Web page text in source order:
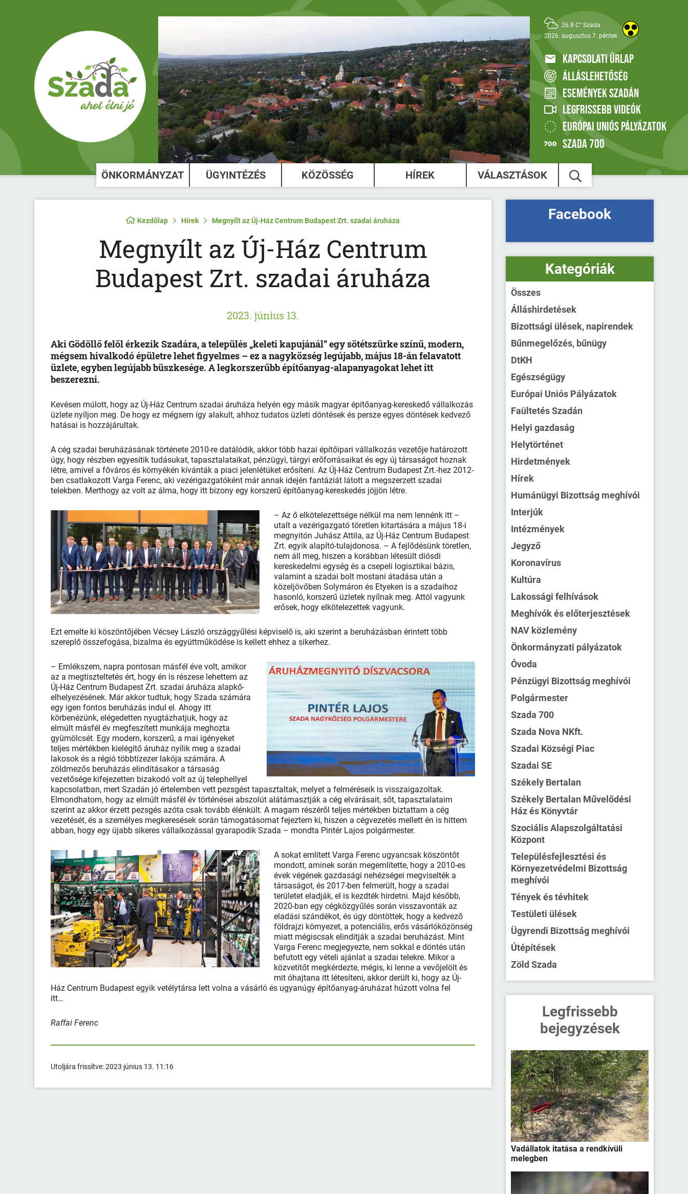
26.8 C° Szada
2026. augusztus 7. péntek
KAPCSOLATI ŰRLAP
ÁLLÁSLEHETŐSÉG
ESEMÉNYEK SZADÁN
LEGFRISSEBB VIDEÓK
EURÓPAI UNIÓS PÁLYÁZATOK
SZADA 700
ÖNKORMÁNYZAT ÜGYINTÉZÉS KÖZÖSSÉG HÍREK VÁLASZTÁSOK
Kezdőlap Hírek Megnyílt az Új-Ház Centrum Budapest Zrt. szadai áruháza
Megnyílt az Új-Ház Centrum
Budapest Zrt. szadai áruháza
2023. június 13.
Aki Gödöllő felől érkezik Szadára, a település „keleti kapujánál” egy sötétszürke színű, modern,
mégsem hivalkodó épületre lehet figyelmes – ez a nagyközség legújabb, május 18-án felavatott
üzlete, egyben legújabb büszkesége. A legkorszerűbb építőanyag-alapanyagokat lehet itt
beszerezni.
Kevésen múlott, hogy az Új-Ház Centrum szadai áruháza helyén egy másik magyar építőanyag-kereskedő vállalkozás
üzlete nyíljon meg. De hogy ez mégsem így alakult, ahhoz tudatos üzleti döntések és persze egyes döntések kedvező
hatásai is hozzájárultak.
A cég szadai beruházásának története 2010-re datálódik, akkor több hazai építőipari vállalkozás vezetője határozott
úgy, hogy részben egyesítik tudásukat, tapasztalataikat, pénzügyi, tárgyi erőforrásaikat és egy új társaságot hoznak
létre, amivel a főváros és környékén kívánták a piaci jelenlétüket erősíteni. Az Új-Ház Centrum Budapest Zrt.-hez 2012-
ben csatlakozott Varga Ferenc, aki vezérigazgatóként már annak idején fantáziát látott a megszerzett szadai
telekben. Merthogy az volt az álma, hogy itt bizony egy korszerű építőanyag-kereskedés jöjjön létre.
– Az ő elkötelezettsége nélkül ma nem lennénk itt –
utalt a vezérigazgató töretlen kitartására a május 18-i
megnyitón Juhász Attila, az Új-Ház Centrum Budapest
Zrt. egyik alapító-tulajdonosa. – A fejlődésünk töretlen,
nem áll meg, hiszen a korábban létesült diósdi
kereskedelmi egység és a csepeli logisztikai bázis,
valamint a szadai bolt mostani átadása után a
közeljövőben Solymáron és Etyeken is a szadaihoz
hasonló, korszerű üzletek nyílnak meg. Attól vagyunk
erősek, hogy elkötelezettek vagyunk.
Ezt emelte ki köszöntőjében Vécsey László országgyűlési képviselő is, aki szerint a beruházásban érintett több
szereplő összefogása, bizalma és együttműködése is kellett ehhez a sikerhez.
– Emlékszem, napra pontosan másfél éve volt, amikor
az a megtiszteltetés ért, hogy én is részese lehettem az
Új-Ház Centrum Budapest Zrt. szadai áruháza alapkő-
elhelyezésének. Már akkor tudtuk, hogy Szada számára
egy igen fontos beruházás indul el. Ahogy itt
körbenézünk, elégedetten nyugtázhatjuk, hogy az
elmúlt másfél év megfeszített munkája meghozta
gyümölcsét. Egy modern, korszerű, a mai igényeket
teljes mértékben kielégítő áruház nyílik meg a szadai
lakosok és a régió többtízezer lakója számára. A
zöldmezős beruházás elindításakor a társaság
vezetősége kifejezetten bizakodó volt az új telephellyel
kapcsolatban, mert Szadán jó értelemben vett pezsgést tapasztaltak, melyet a felméréseik is visszaigazoltak.
Elmondhatom, hogy az elmúlt másfél év történései abszolút alátámasztják a cég elvárásait, sőt, tapasztalataim
szerint az akkor érzett pezsgés azóta csak tovább élénkült. A magam részéről teljes mértékben biztattam a cég
vezetését, és a személyes megkeresések során támogatásomat fejeztem ki, hiszen a cégvezetés mellett én is hittem
abban, hogy egy újabb sikeres vállalkozással gyarapodik Szada – mondta Pintér Lajos polgármester.
A sokat említett Varga Ferenc ugyancsak köszöntőt
mondott, aminek során megemlítette, hogy a 2010-es
évek végének gazdasági nehézségei megviselték a
társaságot, és 2017-ben felmerült, hogy a szadai
területet eladják, el is kezdték hirdetni. Majd később,
2020-ban egy cégközgyűlés során visszavonták az
eladási szándékot, és úgy döntöttek, hogy a kedvező
földrajzi környezet, a potenciális, erős vásárlóközönség
miatt mégiscsak elindítják a szadai beruházást. Mint
Varga Ferenc megjegyezte, nem sokkal e döntés után
befutott egy vételi ajánlat a szadai telekre. Mikor a
közvetítőt megkérdezte, mégis, ki lenne a vevőjelölt és
mit óhajtana itt létesíteni, akkor derült ki, hogy az Új-
Ház Centrum Budapest egyik vetélytársa lett volna a vásárló és ugyanúgy építőanyag-áruházat húzott volna fel
itt…
Raffai Ferenc
Utoljára frissítve:2023 június 13. 11:16
Facebook
Kategóriák
Összes
Álláshirdetések
Bizottsági ülések, napirendek
Bűnmegelőzés, bűnügy
DtKH
Egészségügy
Európai Uniós Pályázatok
Faültetés Szadán
Helyi gazdaság
Helytörténet
Hirdetmények
Hírek
Humánügyi Bizottság meghívói
Interjúk
Intézmények
Jegyző
Koronavírus
Kultúra
Lakossági felhívások
Meghívók és előterjesztések
NAV közlemény
Önkormányzati pályázatok
Óvoda
Pénzügyi Bizottság meghívói
Polgármester
Szada 700
Szada Nova NKft.
Szadai Községi Piac
Szadai SE
Székely Bertalan
Székely Bertalan Művelődési
Ház és Könyvtár
Szociális Alapszolgáltatási
Központ
Településfejlesztési és
Környezetvédelmi Bizottság
meghívói
Tények és tévhitek
Testületi ülések
Ügyrendi Bizottság meghívói
Útépítések
Zöld Szada
Legfrissebb
bejegyzések
Vadállatok itatása a rendkívüli
melegben